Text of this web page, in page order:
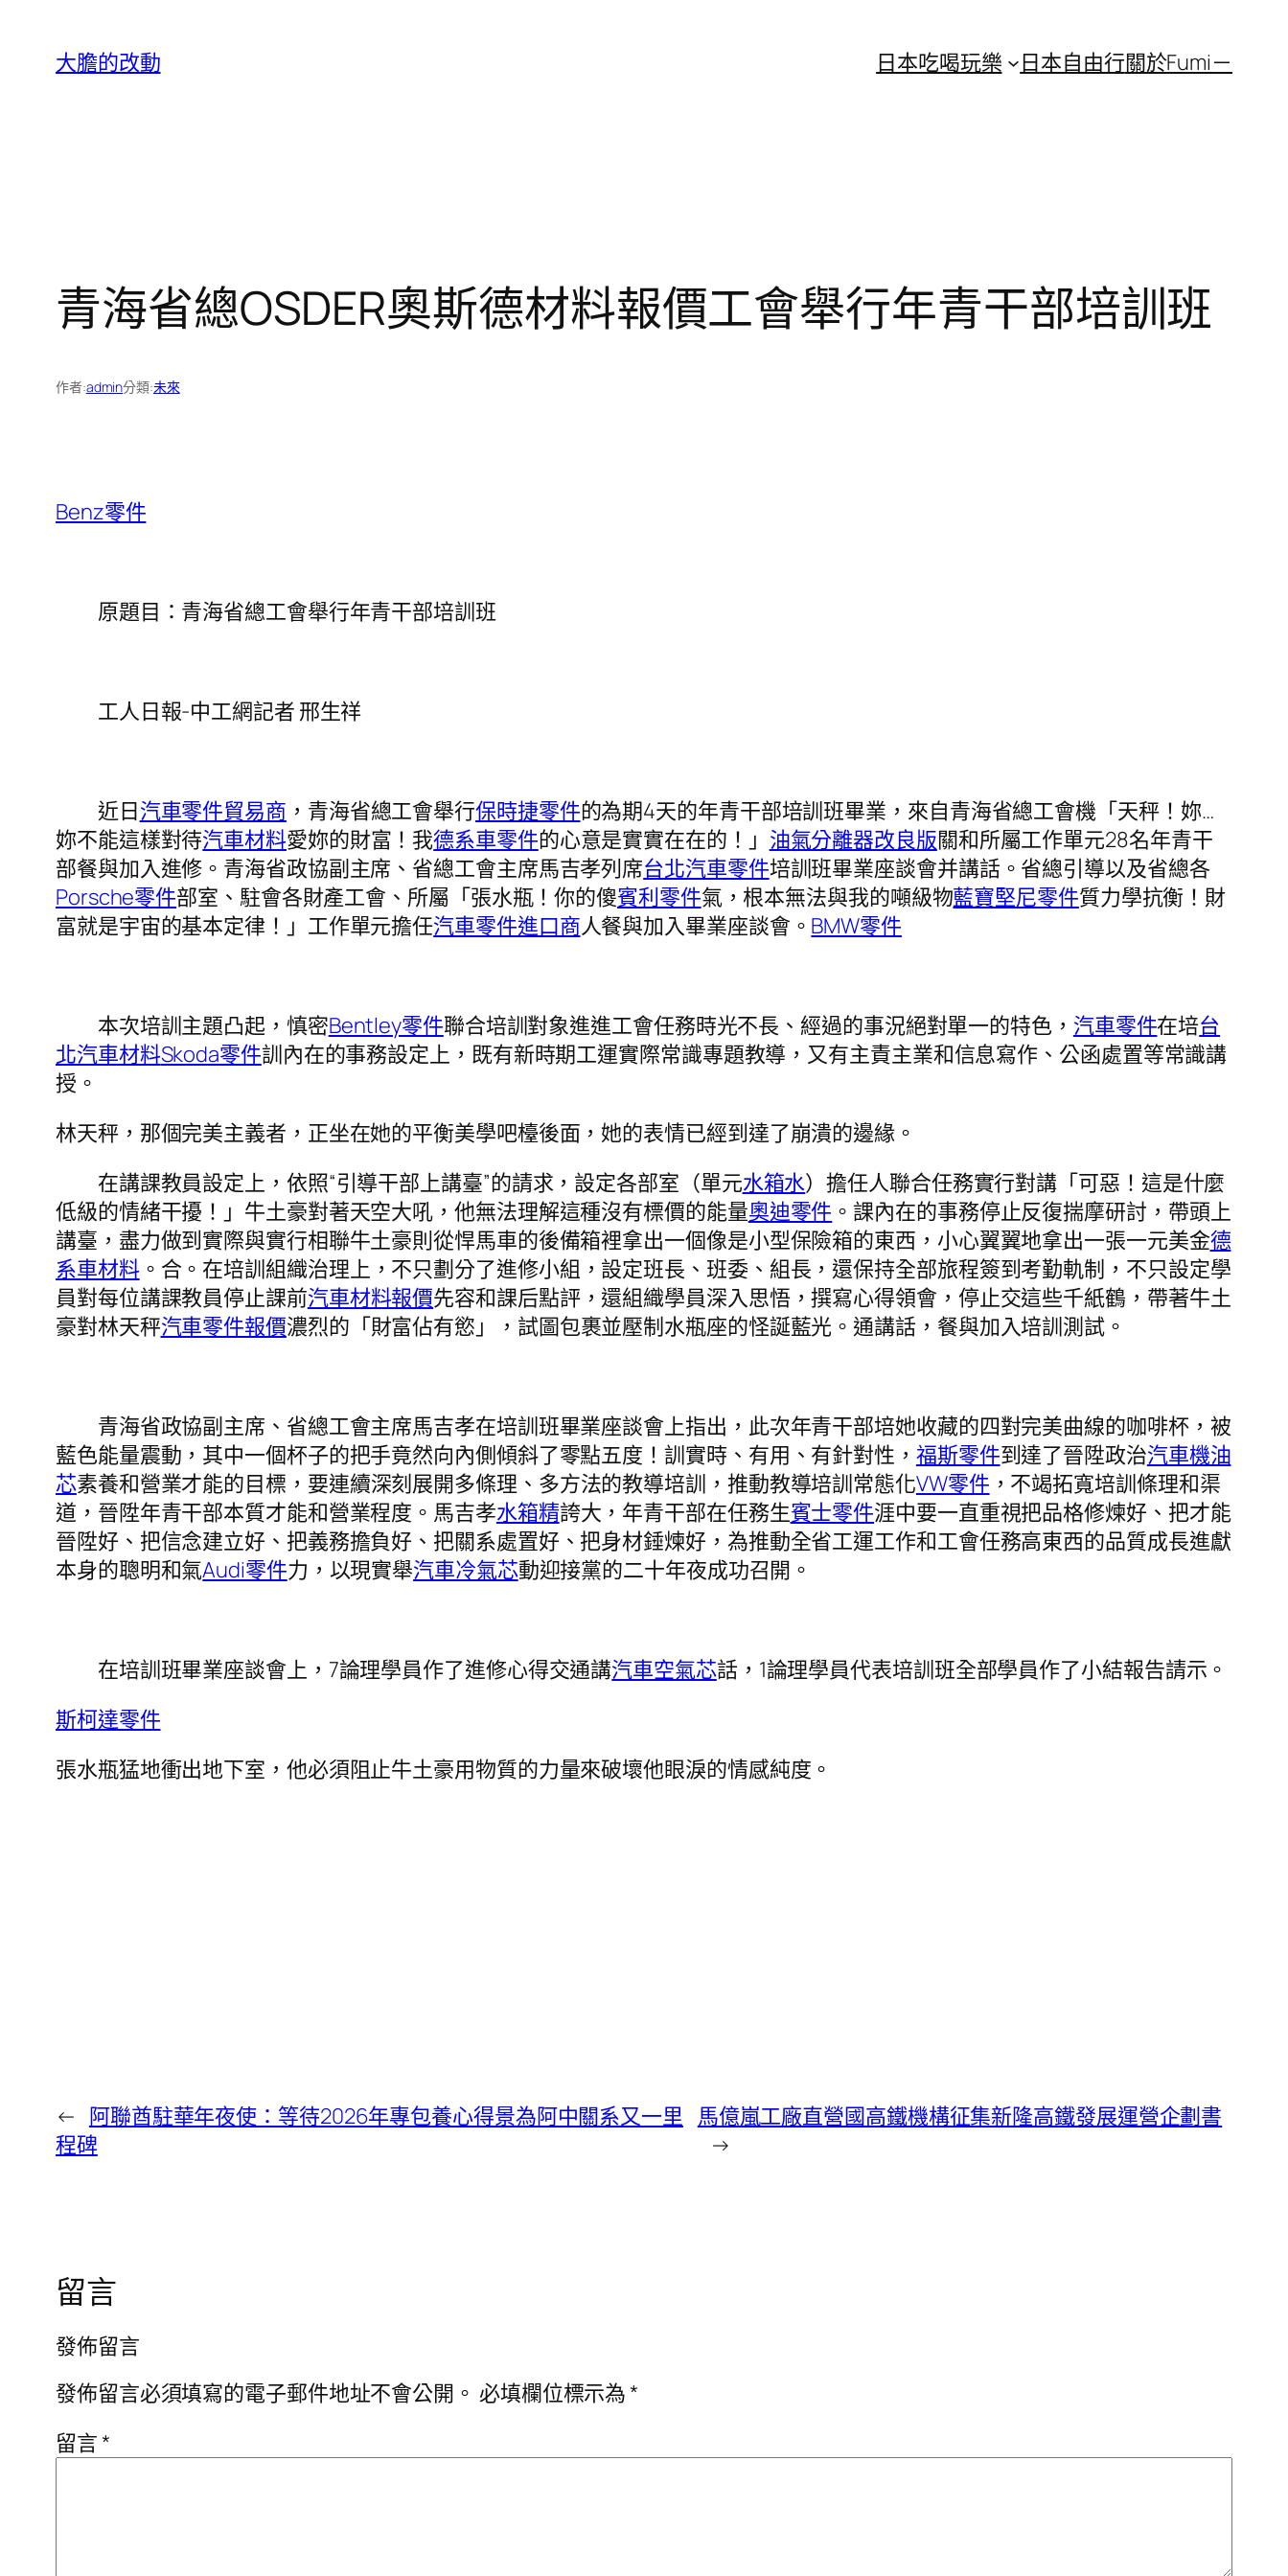
大膽的改動 日本吃喝玩樂 日本自由行關於Fumi－
青海省總OSDER奧斯德材料報價工會舉行年青干部培訓班
作者:admin分類:未來
Benz零件
原題目：青海省總工會舉行年青干部培訓班
工人日報-中工網記者 邢生祥
近日汽車零件貿易商 ，青海省總工會舉行保時捷零件的為期4天的年青干部培訓班畢業，來自青海省總工會機「天秤！妳…
妳不能這樣對待汽車材料愛妳的財富！我德系車零件的心意是實實在在的！」 油氣分離器改良版關和所屬工作單元28名年青干
部餐與加入進修。青海省政協副主席、省總工會主席馬吉孝列席台北汽車零件培訓班畢業座談會并講話。省總引導以及省總各
Porsche零件部室、駐會各財產工會、所屬「張水瓶！你的傻賓利零件氣，根本無法與我的噸級物藍寶堅尼零件質力學抗衡！財
富就是宇宙的基本定律！」工作單元擔任汽車零件進口商人餐與加入畢業座談會。 BMW零件
本次培訓主題凸起，慎密Bentley零件聯合培訓對象進進工會任務時光不長、經過的事況絕對單一的特色， 汽車零件在培台
北汽車材料Skoda零件訓內在的事務設定上，既有新時期工運實際常識專題教導，又有主責主業和信息寫作、公函處置等常識講
授。
林天秤，那個完美主義者，正坐在她的平衡美學吧檯後面，她的表情已經到達了崩潰的邊緣。
在講課教員設定上，依照“引導干部上講臺”的請求，設定各部室（單元水箱水）擔任人聯合任務實行對講「可惡！這是什麼
低級的情緒干擾！」牛土豪對著天空大吼，他無法理解這種沒有標價的能量奧迪零件 。課內在的事務停止反復揣摩研討，帶頭上
講臺，盡力做到實際與實行相聯牛土豪則從悍馬車的後備箱裡拿出一個像是小型保險箱的東西，小心翼翼地拿出一張一元美金德
系車材料。合。在培訓組織治理上，不只劃分了進修小組，設定班長、班委、組長，還保持全部旅程簽到考勤軌制，不只設定學
員對每位講課教員停止課前汽車材料報價先容和課后點評，還組織學員深入思悟，撰寫心得領會，停止交這些千紙鶴，帶著牛土
豪對林天秤汽車零件報價濃烈的「財富佔有慾」，試圖包裹並壓制水瓶座的怪誕藍光。通講話，餐與加入培訓測試。
青海省政協副主席、省總工會主席馬吉孝在培訓班畢業座談會上指出，此次年青干部培她收藏的四對完美曲線的咖啡杯，被
藍色能量震動，其中一個杯子的把手竟然向內側傾斜了零點五度！訓實時、有用、有針對性， 福斯零件到達了晉陞政治汽車機油
芯素養和營業才能的目標，要連續深刻展開多條理、多方法的教導培訓，推動教導培訓常態化VW零件 ，不竭拓寬培訓條理和渠
道，晉陞年青干部本質才能和營業程度。馬吉孝水箱精誇大，年青干部在任務生賓士零件涯中要一直重視把品格修煉好、把才能
晉陞好、把信念建立好、把義務擔負好、把關系處置好、把身材錘煉好，為推動全省工運工作和工會任務高東西的品質成長進獻
本身的聰明和氣Audi零件力，以現實舉汽車冷氣芯動迎接黨的二十年夜成功召開。
在培訓班畢業座談會上，7論理學員作了進修心得交通講汽車空氣芯話，1論理學員代表培訓班全部學員作了小結報告請示。
斯柯達零件
張水瓶猛地衝出地下室，他必須阻止牛土豪用物質的力量來破壞他眼淚的情感純度。
← 阿聯酋駐華年夜使：等待2026年專包養心得景為阿中關系又一里
程碑
馬億嵐工廠直營國高鐵機構征集新隆高鐵發展運營企劃書
→
留言
發佈留言
發佈留言必須填寫的電子郵件地址不會公開。 必填欄位標示為*
留言*